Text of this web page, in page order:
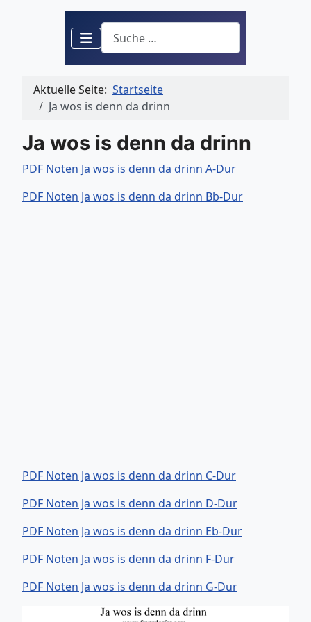
Suchen
Aktuelle Seite: Startseite
Ja wos is denn da drinn
Ja wos is denn da drinn
PDF Noten Ja wos is denn da drinn A-Dur
PDF Noten Ja wos is denn da drinn Bb-Dur
PDF Noten Ja wos is denn da drinn C-Dur
PDF Noten Ja wos is denn da drinn D-Dur
PDF Noten Ja wos is denn da drinn Eb-Dur
PDF Noten Ja wos is denn da drinn F-Dur
PDF Noten Ja wos is denn da drinn G-Dur